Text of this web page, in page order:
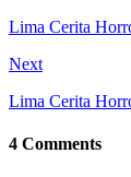
Lima Cerita
Next
Lima Cerita
4 Comments